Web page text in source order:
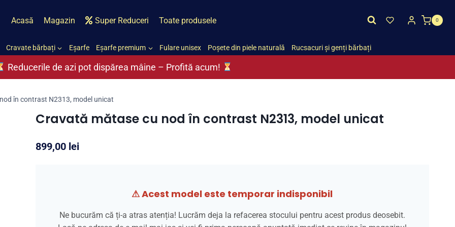
Acasă Magazin Super Reduceri Toate produsele 0
Cravate bărbați Eșarfe Eșarfe premium Fulare unisex Poșete din piele naturală Rucsacuri și genți bărbați
Reducerile de azi pot dispărea mâine – Profită acum!
în contrast N2313, model unicat
Cravată mătase cu nod în contrast N2313, model unicat
899,00 lei
⚠ Acest model este temporar indisponibil
Ne bucurăm că ți-a atras atenția! Lucrăm deja la refacerea stocului pentru acest produs deosebit.